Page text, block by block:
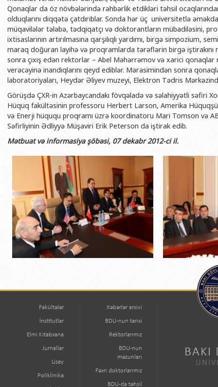
BDU-nun məzunları
Fəxri doktorlarımız
BDU-da təhsil
BDU-da tədris olunan ixtisaslar
Universitet tarixinin ən mühüm hadisələri
İnsan resursları və hüquq şöbəsi
Sənədlər və Müraciətlərlə iş
Maliyyə və təminat Departamenti
Keyfiyyətin təminatı, monitorinq
Psixoloji Yardım Sektoru
İdman-sağlamlıq Mərkəzi
BDU-nun Nəşr Evi
Geologiya fakültəsi
Filologiya fakültəsi
Tarix fakültəsi
Beynəlxalq
Hüquq fakültəsi
İnformasiya və
Şərqşünasliq
Sosial elmlər və
Şəxsi
Publik
Qonaqlar da öz növbələrində rəhbərlik etdikləri təhsil
olduqlarını diqqətə çatdırıblar. Sonda hər üç universitetlə
müqavilələr tələbə, tədqiqatçı və doktorantların mübadiləsini,
ixtisaslarının artırılmasına qarşılıqlı yardımı, birgə simpozium,
maraq doğuran layihə və proqramlarda tərəflərin birgə
sonra çıxış edən rektorlar – Abel Məhərrəmov və xarici
verəcəyinə inandıqlarını qeyd ediblər. Mərasimindən sonra
laboratoriyaları, Heydər Əliyev muzeyi, Elektron Tədris
Görüşdə ÇXR-in Azərbaycandakı fövqəladə və səlahiyyətli səfiri
Hüquq fakültəsinin professoru Herbert Larson, Amerika
və Enerji hüququ proqramı üzrə koordinatoru Mari Tomson və
Səfirliyinin Ədliyyə Müşaviri Erik Peterson da iştirak edib.
Mətbuat və informasiya şöbəsi, 07 dekabr 2012-ci il.
Fakültələr
İnstitutlar
Elmi Kitabxana
Jurnallar
Lisey
Poliklinika
Xəbərlər arxivi
BDU-nun tarixi
Rektorlarımız
BDU-nun
məzunları
Fəxri doktorlarımız
BDU-da təhsil
BAKI